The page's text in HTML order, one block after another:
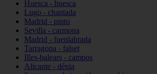
Huesca - huesca
Lugo - chantada
Madrid - pinto
Sevilla - carmona
Madrid - fuenlabrada
Tarragona - falset
Illes-balears - campos
Alicante - dénia